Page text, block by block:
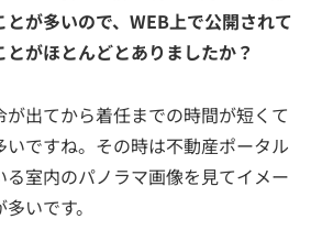
が多いので、WEB上で公開されて
がほとんどとありましたか？
出てから着任までの時間が短くて
ですね。その時は不動産ポータル
室内のパノラマ画像を見てイメー
いです。